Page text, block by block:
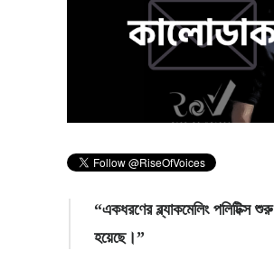
“একধরণের ব্ল্যাকমেলিং পলিটিক্স শুরু
হয়েছে।”